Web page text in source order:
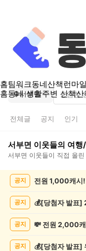
홈팀워크동네산책런마
홈동네 생활주변 산책산
서부면
전체글 공지 인기
서부면 이웃들의 여행
서부면 이웃들이 직접 올린
공지 전원 1,000캐시
공지
공지
공지